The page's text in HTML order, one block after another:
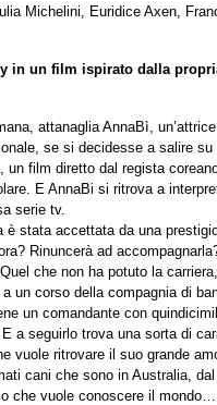
Michelini, Euridice Axen,
in un film ispirato dalla
attanaglia AnnaBì,
se si decidesse a salire su
un film diretto dal regista
E AnnaBi si ritrova a
serie tv.
è stata accettata da una
Rinuncerà ad
che non ha potuto la
un corso della compagnia di
un comandante con
a seguirlo trova una sorta di
vuole ritrovare il suo grande
cani che sono in Australia,
che vuole conoscere il